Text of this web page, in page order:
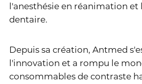
l'anesthésie en réanimation et
dentaire.
Depuis sa création, Antmed
l'innovation et a rompu le
consommables de contraste